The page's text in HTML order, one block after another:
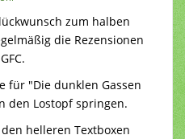
zum halben
die Rezensionen
für "Die dunklen Gassen
den Lostopf springen.
helleren Textboxen